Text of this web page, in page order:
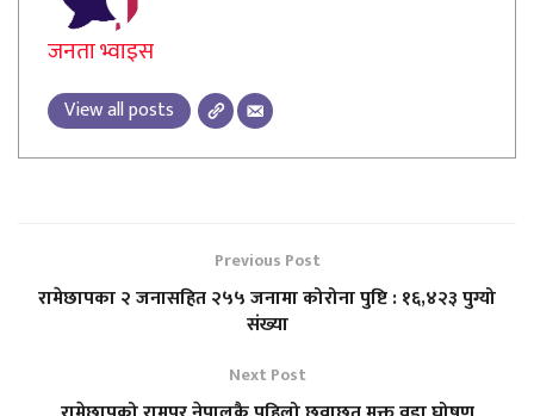
जनता भ्वाइस
View all posts
Previous Post
रामेछापका २ जनासहित २५५ जनामा कोरोना पुष्टि : १६,४२३ पुग्यो
संख्या
Next Post